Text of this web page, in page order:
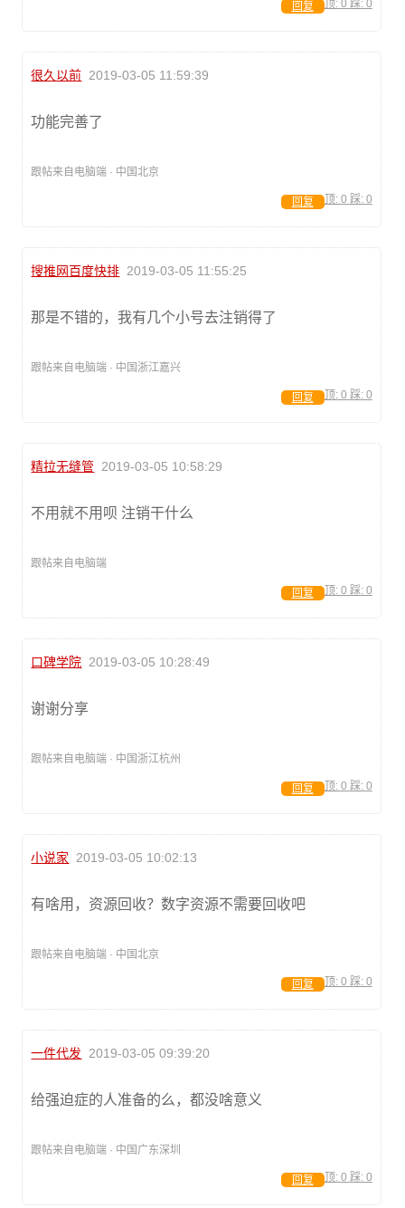
顶: 0 踩: 0
回复
很久以前 2019-03-05 11:59:39
功能完善了
跟帖来自电脑端 · 中国北京
顶: 0 踩: 0
回复
搜推网百度快排 2019-03-05 11:55:25
那是不错的，我有几个小号去注销得了
跟帖来自电脑端 · 中国浙江嘉兴
顶: 0 踩: 0
回复
精拉无缝管 2019-03-05 10:58:29
不用就不用呗 注销干什么
跟帖来自电脑端
顶: 0 踩: 0
回复
口碑学院 2019-03-05 10:28:49
谢谢分享
跟帖来自电脑端 · 中国浙江杭州
顶: 0 踩: 0
回复
小说家 2019-03-05 10:02:13
有啥用，资源回收？数字资源不需要回收吧
跟帖来自电脑端 · 中国北京
顶: 0 踩: 0
回复
一件代发 2019-03-05 09:39:20
给强迫症的人准备的么，都没啥意义
跟帖来自电脑端 · 中国广东深圳
顶: 0 踩: 0
回复